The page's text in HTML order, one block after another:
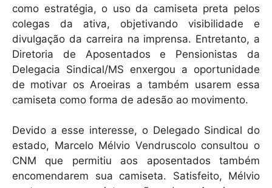
como estratégia, o uso da camiseta preta pelos
colegas da ativa, objetivando visibilidade e
divulgação da carreira na imprensa. Entretanto, a
Diretoria de Aposentados e Pensionistas da
Delegacia Sindical/MS enxergou a oportunidade
de motivar os Aroeiras a também usarem essa
camiseta como forma de adesão ao movimento.
Devido a esse interesse, o Delegado Sindical do
estado, Marcelo Mélvio Vendruscolo consultou o
CNM que permitiu aos aposentados também
encomendarem sua camiseta. Satisfeito, Mélvio